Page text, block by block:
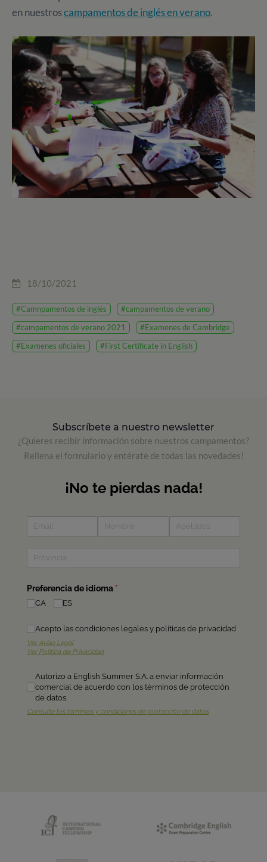
en nuestroscampamentos de inglés en verano.
18/10/2021
#Camnpamentos de inglés
#campamentos de verano
#campamentos de verano 2021
#Examenes de Cambridge
#Examenes oficiales
#First Certificate in English
Subscríbete a nuestro newsletter
¿Quieres recibir información sobre nuestros campamentos?
Rellena el formulario y entérate de todas las novedades!